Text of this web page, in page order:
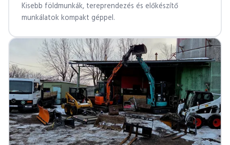
Kisebb földmunkák, tereprendezés és előkészítő
munkálatok kompakt géppel.